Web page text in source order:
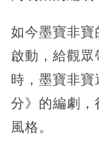
如今墨寶非寶
啟動，給觀眾
時，墨寶非
分》的編劇，
風格。